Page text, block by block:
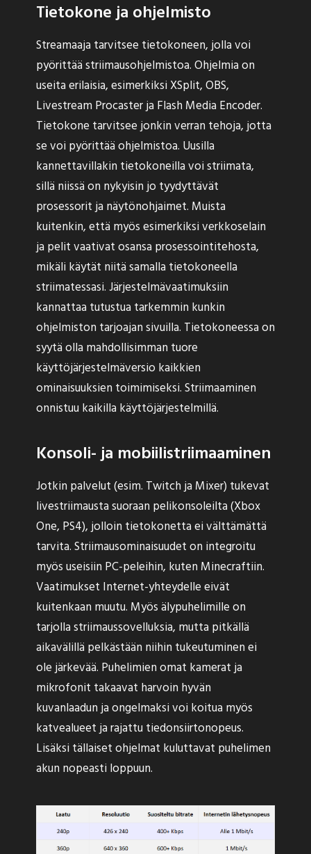
Tietokone ja ohjelmisto
Streamaaja tarvitsee tietokoneen, jolla voi
pyörittää striimausohjelmistoa. Ohjelmia on
useita erilaisia, esimerkiksi XSplit, OBS,
Livestream Procaster ja Flash Media Encoder.
Tietokone tarvitsee jonkin verran tehoja, jotta
se voi pyörittää ohjelmistoa. Uusilla
kannettavillakin tietokoneilla voi striimata,
sillä niissä on nykyisin jo tyydyttävät
prosessorit ja näytönohjaimet. Muista
kuitenkin, että myös esimerkiksi verkkoselain
ja pelit vaativat osansa prosessointitehosta,
mikäli käytät niitä samalla tietokoneella
striimatessasi. Järjestelmävaatimuksiin
kannattaa tutustua tarkemmin kunkin
ohjelmiston tarjoajan sivuilla. Tietokoneessa on
syytä olla mahdollisimman tuore
käyttöjärjestelmäversio kaikkien
ominaisuuksien toimimiseksi. Striimaaminen
onnistuu kaikilla käyttöjärjestelmillä.
Konsoli- ja mobiilistriimaaminen
Jotkin palvelut (esim. Twitch ja Mixer) tukevat
livestriimausta suoraan pelikonsoleilta (Xbox
One, PS4), jolloin tietokonetta ei välttämättä
tarvita. Striimausominaisuudet on integroitu
myös useisiin PC-peleihin, kuten Minecraftiin.
Vaatimukset Internet-yhteydelle eivät
kuitenkaan muutu. Myös älypuhelimille on
tarjolla striimaussovelluksia, mutta pitkällä
aikavälillä pelkästään niihin tukeutuminen ei
ole järkevää. Puhelimien omat kamerat ja
mikrofonit takaavat harvoin hyvän
kuvanlaadun ja ongelmaksi voi koitua myös
katvealueet ja rajattu tiedonsiirtonopeus.
Lisäksi tällaiset ohjelmat kuluttavat puhelimen
akun nopeasti loppuun.